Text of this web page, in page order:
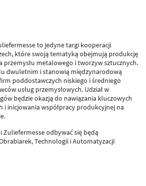
to jedyne targi kooperacji
które swoją tematyką obejmują produkcję
przemysłu metalowego i tworzyw sztucznych.
dwuletnim i stanowią międzynarodową
poddostawczych niskiego i średniego
usług przemysłowych. Udział w
będzie okazją do nawiązania kluczowych
i inicjowania współpracy produkcyjnej na
Zuliefermesse odbywać się będą
Technologii i Automatyzacji